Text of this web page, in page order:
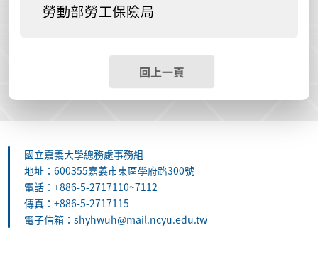
勞動部勞工保險局
回上一頁
國立嘉義大學總務處事務組
地址：600355嘉義市東區學府路300號
電話：+886-5-2717110~7112
傳真：+886-5-2717115
電子信箱：shyhwuh@mail.ncyu.edu.tw